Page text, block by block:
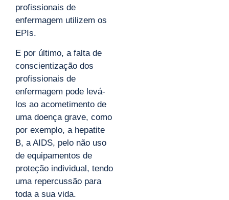
profissionais de
enfermagem utilizem os
EPIs.
E por último, a falta de
conscientização dos
profissionais de
enfermagem pode levá-
los ao acometimento de
uma doença grave, como
por exemplo, a hepatite
B, a AIDS, pelo não uso
de equipamentos de
proteção individual, tendo
uma repercussão para
toda a sua vida.